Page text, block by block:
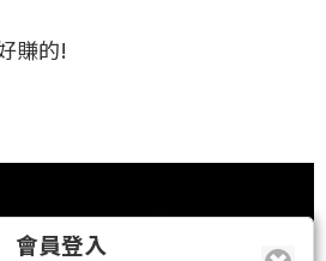
賺的!
會員登入